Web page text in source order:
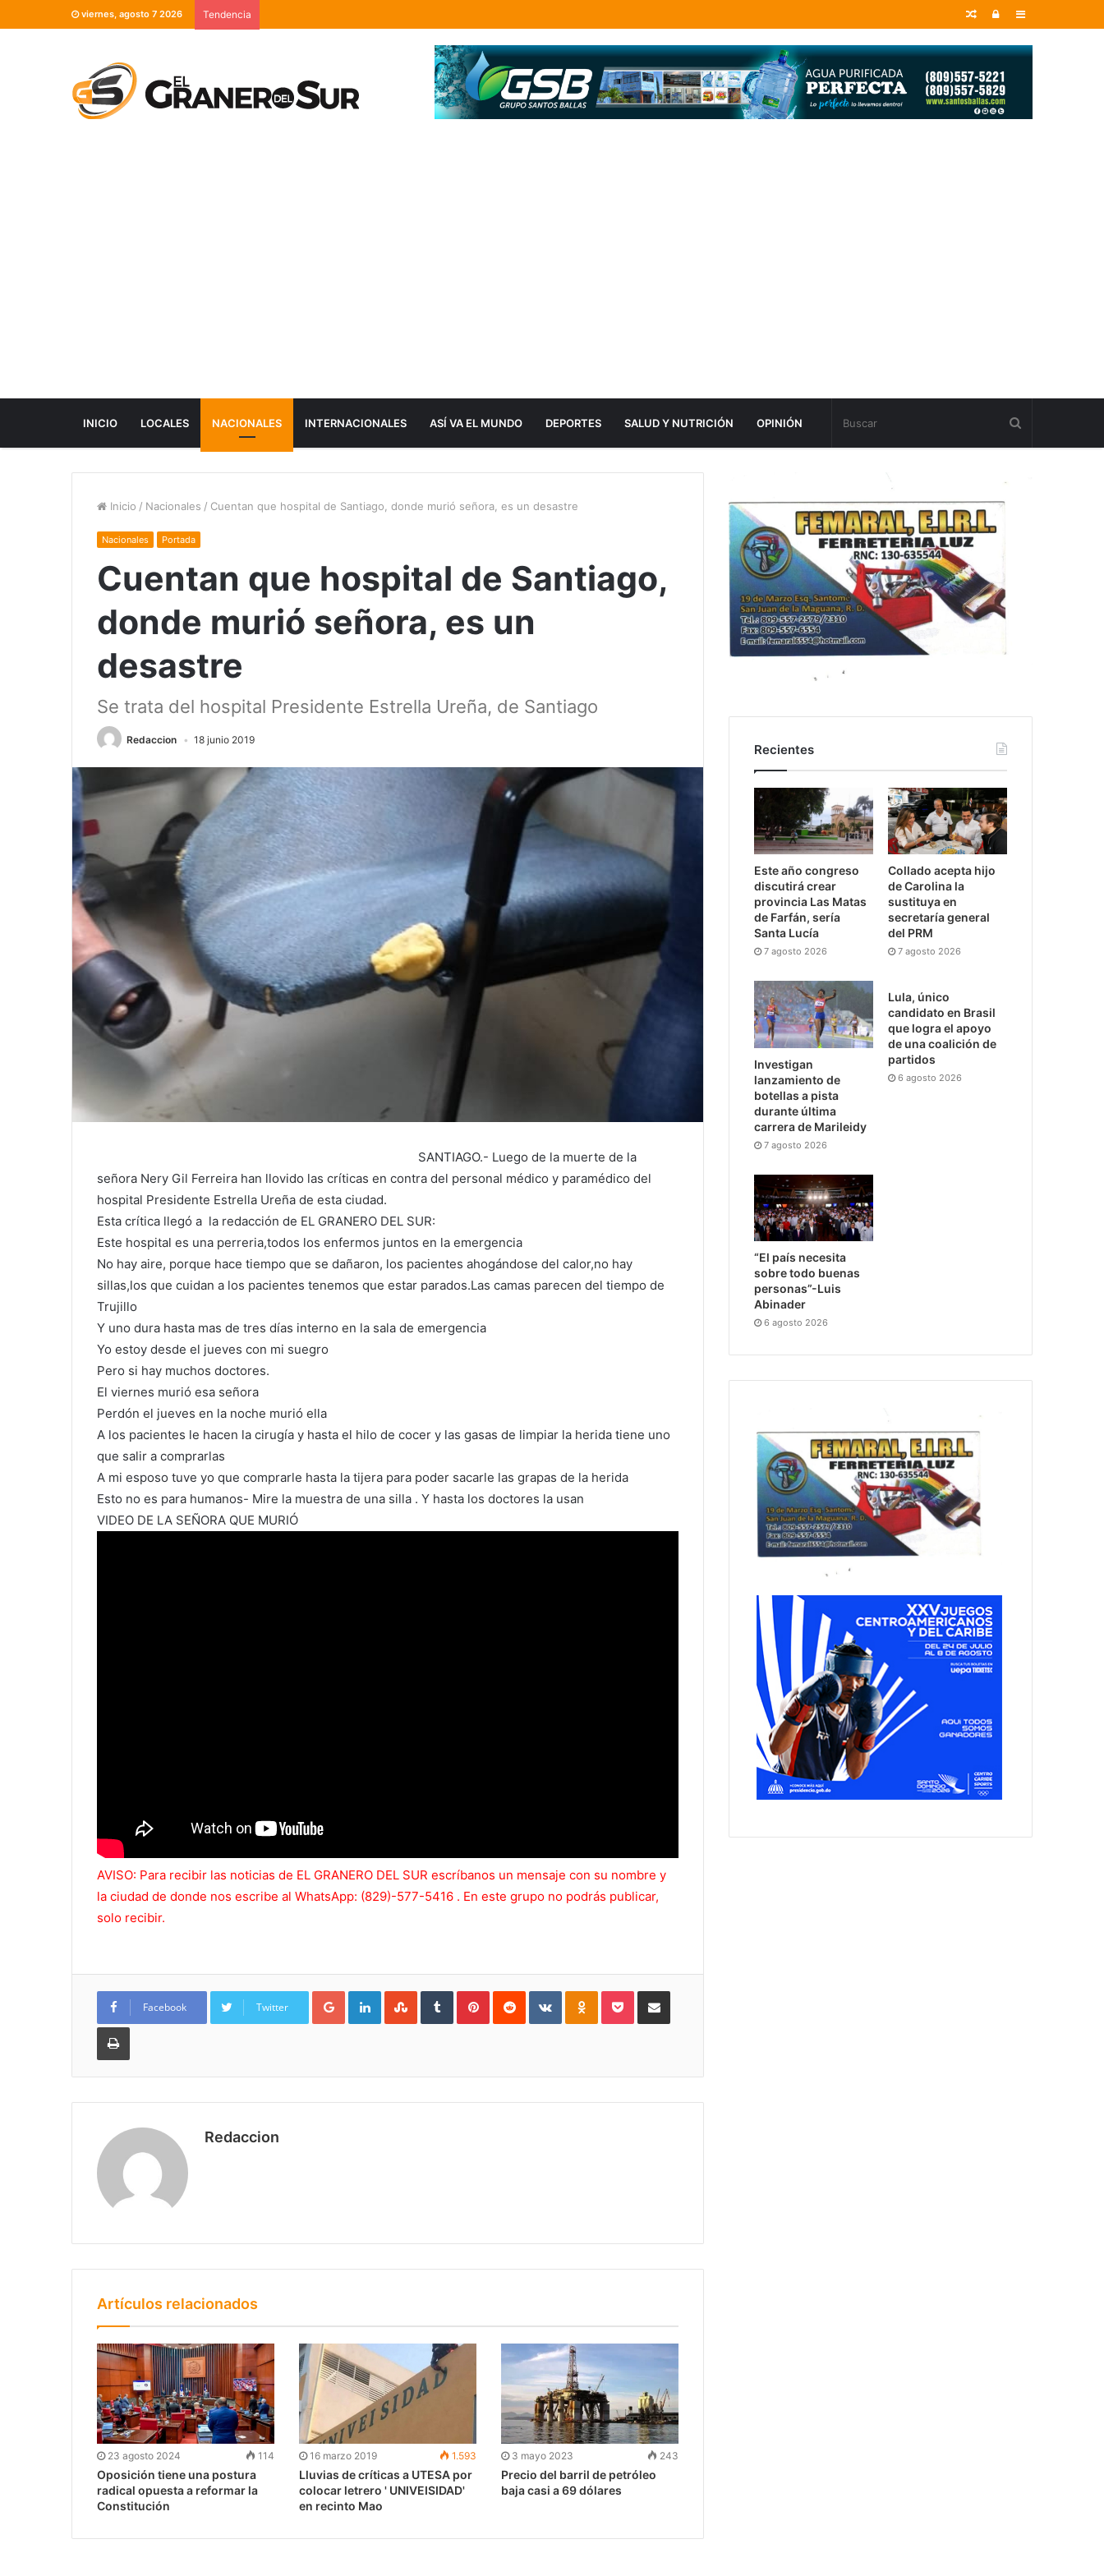
viernes, agosto 7 2026 Tendencia Sidebar
Entrar
Random
INICIO LOCALES NACIONALES INTERNACIONALES ASÍ VA EL MUNDO DEPORTES SALUD Y NUTRICIÓN OPINIÓN
Inicio / Nacionales / Cuentan que hospital de Santiago, donde murió señora, es un desastre
Nacionales Portada
Cuentan que hospital de Santiago,
donde murió señora, es un
desastre
Se trata del hospital Presidente Estrella Ureña, de Santiago
Redaccion 18 junio 2019
SANTIAGO.- Luego de la muerte de la
señora Nery Gil Ferreira han llovido las críticas en contra del personal médico y paramédico del
hospital Presidente Estrella Ureña de esta ciudad.
Esta crítica llegó a la redacción de EL GRANERO DEL SUR:
Este hospital es una perreria,todos los enfermos juntos en la emergencia
No hay aire, porque hace tiempo que se dañaron, los pacientes ahogándose del calor,no hay
sillas,los que cuidan a los pacientes tenemos que estar parados.Las camas parecen del tiempo de
Trujillo
Y uno dura hasta mas de tres días interno en la sala de emergencia
Yo estoy desde el jueves con mi suegro
Pero si hay muchos doctores.
El viernes murió esa señora
Perdón el jueves en la noche murió ella
A los pacientes le hacen la cirugía y hasta el hilo de cocer y las gasas de limpiar la herida tiene uno
que salir a comprarlas
A mi esposo tuve yo que comprarle hasta la tijera para poder sacarle las grapas de la herida
Esto no es para humanos- Mire la muestra de una silla . Y hasta los doctores la usan
VIDEO DE LA SEÑORA QUE MURIÓ
AVISO: Para recibir las noticias de EL GRANERO DEL SUR escríbanos un mensaje con su nombre y
la ciudad de donde nos escribe al WhatsApp: (829)-577-5416 . En este grupo no podrás publicar,
solo recibir.
Facebook Twitter
Google+LinkedInStumbleUpon
TumblrPinterestReddit VKontakteOdnoklassniki
PocketCompartir por Correo
Imprimir
Redaccion
Artículos relacionados
23 agosto 2024 114
Oposición tiene una postura
radical opuesta a reformar la
Constitución
16 marzo 2019 1.593
Lluvias de críticas a UTESA por
colocar letrero ' UNIVEISIDAD'
en recinto Mao
3 mayo 2023 243
Precio del barril de petróleo
baja casi a 69 dólares
Recientes
Este año congreso
discutirá crear
provincia Las Matas
de Farfán, sería
Santa Lucía
7 agosto 2026
Collado acepta hijo
de Carolina la
sustituya en
secretaría general
del PRM
7 agosto 2026
Investigan
lanzamiento de
botellas a pista
durante última
carrera de Marileidy
7 agosto 2026
Lula, único
candidato en Brasil
que logra el apoyo
de una coalición de
partidos
6 agosto 2026
“El país necesita
sobre todo buenas
personas”-Luis
Abinader
6 agosto 2026